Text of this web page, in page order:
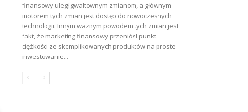
finansowy uległ gwałtownym zmianom, a głównym
motorem tych zmian jest dostęp do nowoczesnych
technologii. Innym ważnym powodem tych zmian jest
fakt, że marketing finansowy przeniósł punkt
ciężkości ze skomplikowanych produktów na proste
inwestowanie...